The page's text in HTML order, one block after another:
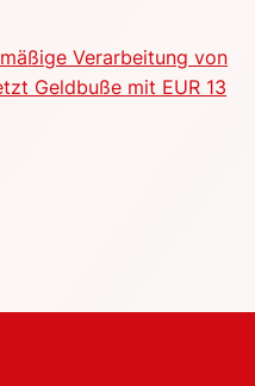
Verarbeitung von
Geldbuße mit EUR 13